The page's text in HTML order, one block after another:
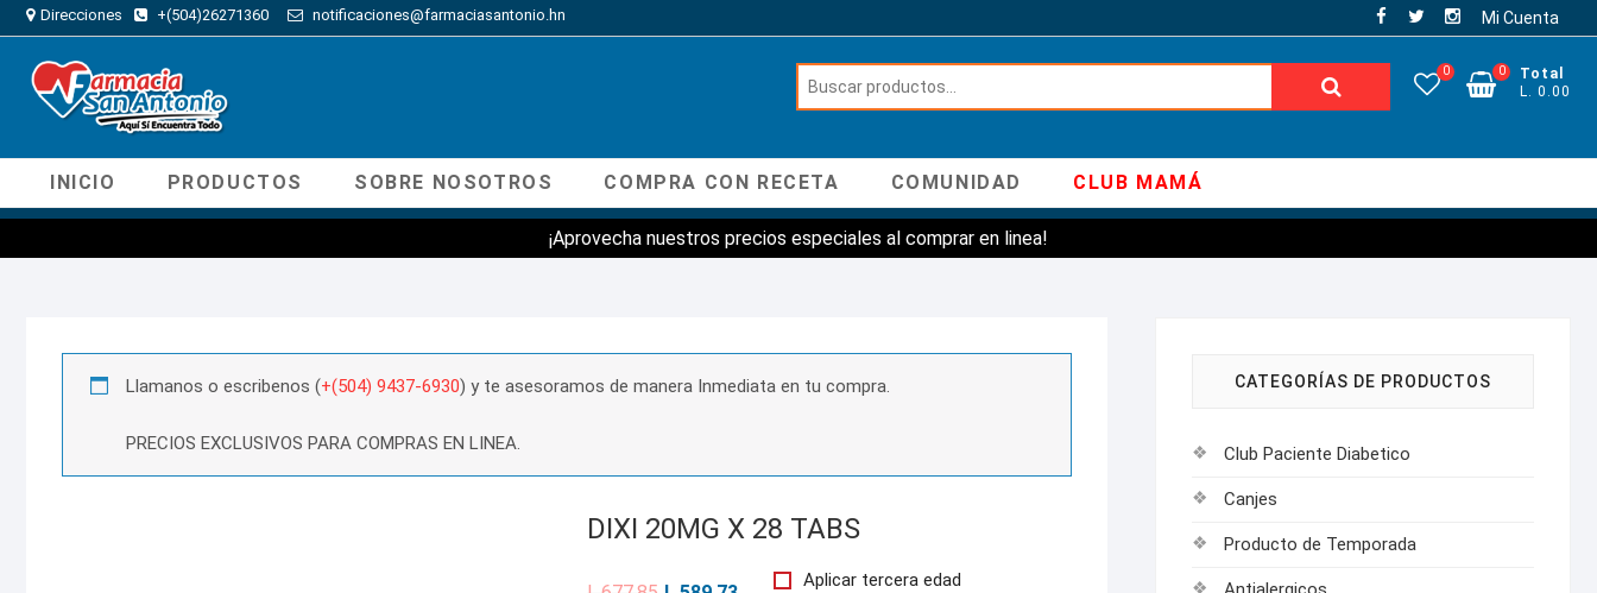
Direcciones +(504)26271360 notificaciones@farmaciasantonio.hn Mi Cuenta
Buscar: 0
Total
L. 0.00
0
INICIO PRODUCTOS SOBRE NOSOTROS COMPRA CON RECETA COMUNIDAD CLUB MAMÁ
¡Aprovecha nuestros precios especiales al comprar en linea!
Llamanos o escribenos (+(504) 9437-6930) y te asesoramos de manera Inmediata en tu compra.
PRECIOS EXCLUSIVOS PARA COMPRAS EN LINEA.
DIXI 20MG X 28 TABS
Aplicar tercera edad
CATEGORÍAS DE PRODUCTOS
Club Paciente Diabetico
Canjes
Producto de Temporada